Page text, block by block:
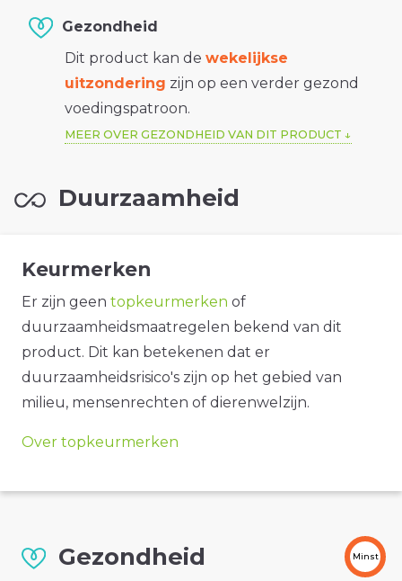
Gezondheid
Dit product kan de wekelijkse
uitzondering zijn op een verder gezond
voedingspatroon.
MEER OVER GEZONDHEID VAN DIT PRODUCT
Duurzaamheid
Keurmerken
Er zijn geen topkeurmerken of
duurzaamheidsmaatregelen bekend van dit
product. Dit kan betekenen dat er
duurzaamheidsrisico's zijn op het gebied van
milieu, mensenrechten of dierenwelzijn.
Over topkeurmerken
Gezondheid Minst